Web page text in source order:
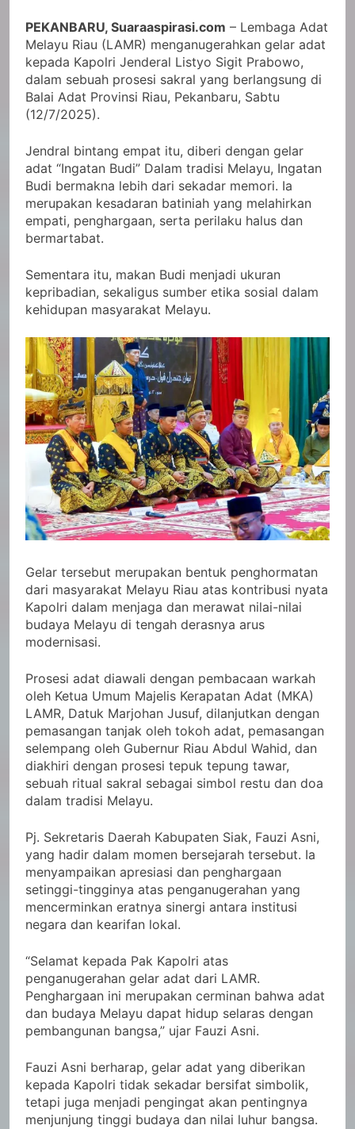
PEKANBARU, Suaraaspirasi.com – Lembaga Adat
Melayu Riau (LAMR) menganugerahkan gelar adat
kepada Kapolri Jenderal Listyo Sigit Prabowo,
dalam sebuah prosesi sakral yang berlangsung di
Balai Adat Provinsi Riau, Pekanbaru, Sabtu
(12/7/2025).
Jendral bintang empat itu, diberi dengan gelar
adat “Ingatan Budi” Dalam tradisi Melayu, Ingatan
Budi bermakna lebih dari sekadar memori. Ia
merupakan kesadaran batiniah yang melahirkan
empati, penghargaan, serta perilaku halus dan
bermartabat.
Sementara itu, makan Budi menjadi ukuran
kepribadian, sekaligus sumber etika sosial dalam
kehidupan masyarakat Melayu.
Gelar tersebut merupakan bentuk penghormatan
dari masyarakat Melayu Riau atas kontribusi nyata
Kapolri dalam menjaga dan merawat nilai-nilai
budaya Melayu di tengah derasnya arus
modernisasi.
Prosesi adat diawali dengan pembacaan warkah
oleh Ketua Umum Majelis Kerapatan Adat (MKA)
LAMR, Datuk Marjohan Jusuf, dilanjutkan dengan
pemasangan tanjak oleh tokoh adat, pemasangan
selempang oleh Gubernur Riau Abdul Wahid, dan
diakhiri dengan prosesi tepuk tepung tawar,
sebuah ritual sakral sebagai simbol restu dan doa
dalam tradisi Melayu.
Pj. Sekretaris Daerah Kabupaten Siak, Fauzi Asni,
yang hadir dalam momen bersejarah tersebut. Ia
menyampaikan apresiasi dan penghargaan
setinggi-tingginya atas penganugerahan yang
mencerminkan eratnya sinergi antara institusi
negara dan kearifan lokal.
“Selamat kepada Pak Kapolri atas
penganugerahan gelar adat dari LAMR.
Penghargaan ini merupakan cerminan bahwa adat
dan budaya Melayu dapat hidup selaras dengan
pembangunan bangsa,” ujar Fauzi Asni.
Fauzi Asni berharap, gelar adat yang diberikan
kepada Kapolri tidak sekadar bersifat simbolik,
tetapi juga menjadi pengingat akan pentingnya
menjunjung tinggi budaya dan nilai luhur bangsa.